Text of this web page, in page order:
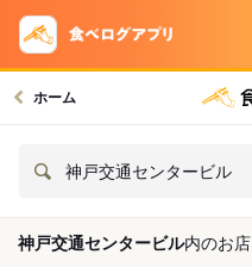
ホーム
神戸交通センタービル
神戸交通センタービル内のお店